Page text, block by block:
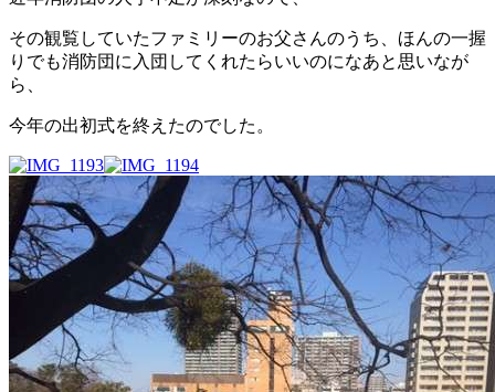
その観覧していたファミリーのお父さんのうち、ほんの一握
りでも消防団に入団してくれたらいいのになあと思いなが
ら、
今年の出初式を終えたのでした。